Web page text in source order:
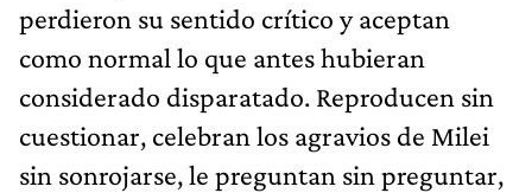
perdieron su sentido crítico y aceptan
como normal lo que antes hubieran
considerado disparatado. Reproducen sin
cuestionar, celebran los agravios de Milei
sin sonrojarse, le preguntan sin preguntar,